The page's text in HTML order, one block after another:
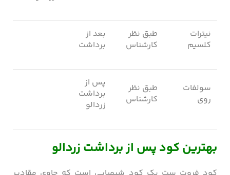
نیترات
کلسیم
طبق نظر
کارشناس
بعد از
برداشت
سولفات
روی
طبق نظر
کارشناس
پس از
برداشت
زردالو
بهترین کود پس از برداشت زردالو